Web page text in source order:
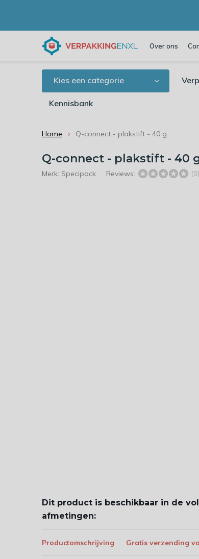
Over ons
Kies een categorie
Kennisbank
Home Q-connect - plakstift - 40 g
Q-connect - plakstift - 40
Merk: Specipack Reviews: (0)
Dit product is beschikbaar in de
afmetingen:
Productomschrijving Gratis verzending